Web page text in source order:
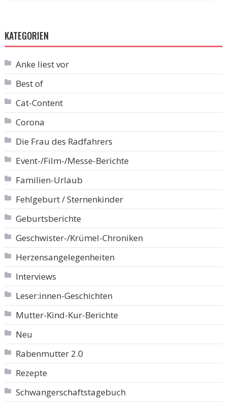
KATEGORIEN
Anke liest vor
Best of
Cat-Content
Corona
Die Frau des Radfahrers
Event-/Film-/Messe-Berichte
Familien-Urlaub
Fehlgeburt / Sternenkinder
Geburtsberichte
Geschwister-/Krümel-Chroniken
Herzensangelegenheiten
Interviews
Leser:innen-Geschichten
Mutter-Kind-Kur-Berichte
Neu
Rabenmutter 2.0
Rezepte
Schwangerschaftstagebuch